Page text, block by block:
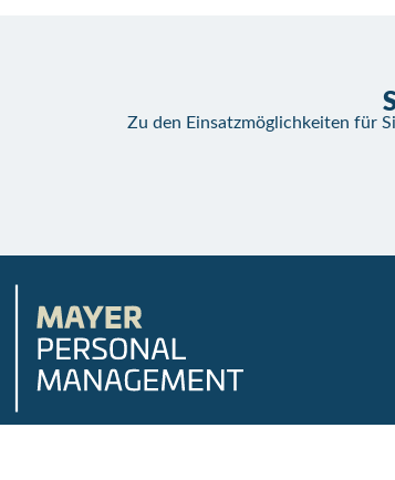
Zu den Einsatzmöglichkeiten für